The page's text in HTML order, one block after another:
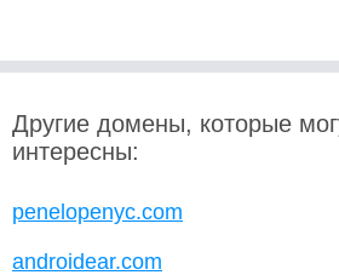
Другие домены, которые
интересны:
penelopenyc.com
androidear.com